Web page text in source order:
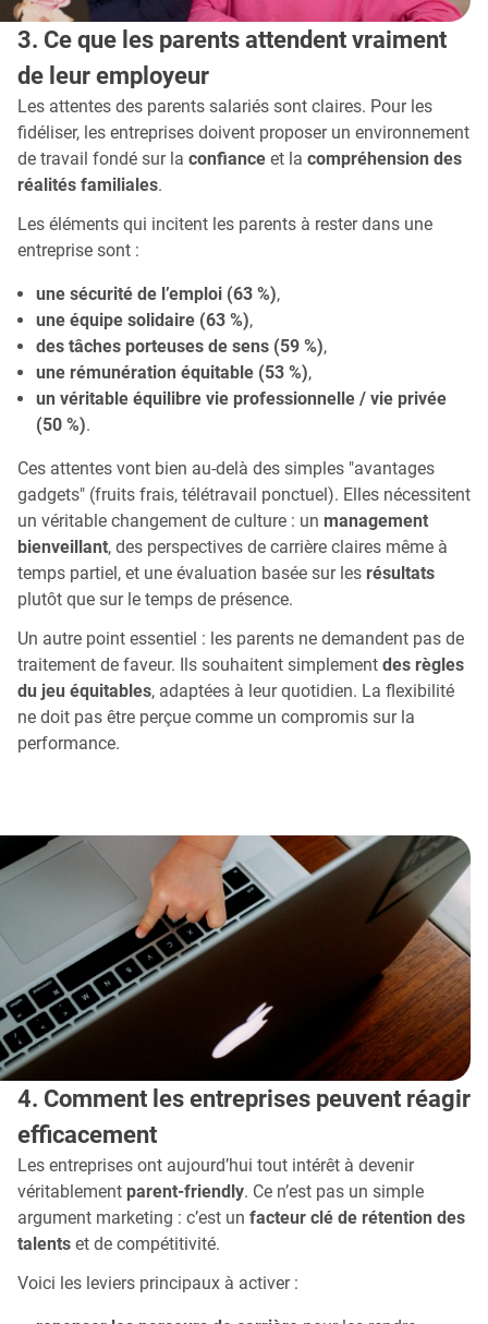
3. Ce que les parents attendent vraiment
de leur employeur
Les attentes des parents salariés sont claires. Pour les
fidéliser, les entreprises doivent proposer un environnement
de travail fondé sur la confiance et la compréhension des
réalités familiales.
Les éléments qui incitent les parents à rester dans une
entreprise sont :
une sécurité de l’emploi (63 %),
une équipe solidaire (63 %),
des tâches porteuses de sens (59 %),
une rémunération équitable (53 %),
un véritable équilibre vie professionnelle / vie privée
(50 %).
Ces attentes vont bien au-delà des simples "avantages
gadgets" (fruits frais, télétravail ponctuel). Elles nécessitent
un véritable changement de culture : un management
bienveillant, des perspectives de carrière claires même à
temps partiel, et une évaluation basée sur les résultats
plutôt que sur le temps de présence.
Un autre point essentiel : les parents ne demandent pas de
traitement de faveur. Ils souhaitent simplement des règles
du jeu équitables, adaptées à leur quotidien. La flexibilité
ne doit pas être perçue comme un compromis sur la
performance.
4. Comment les entreprises peuvent réagir
efficacement
Les entreprises ont aujourd’hui tout intérêt à devenir
véritablement parent-friendly. Ce n’est pas un simple
argument marketing : c’est un facteur clé de rétention des
talents et de compétitivité.
Voici les leviers principaux à activer :